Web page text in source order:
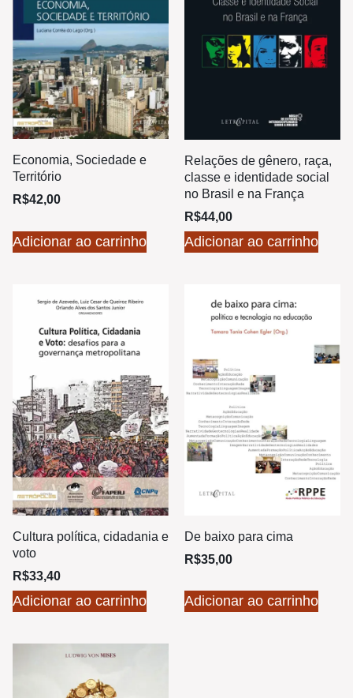
Economia, Sociedade e
Território
R$42,00
Adicionar ao carrinho
Relações de gênero, raça,
classe e identidade social
no Brasil e na França
R$44,00
Adicionar ao carrinho
Cultura política, cidadania e
voto
R$33,40
Adicionar ao carrinho
De baixo para cima
R$35,00
Adicionar ao carrinho